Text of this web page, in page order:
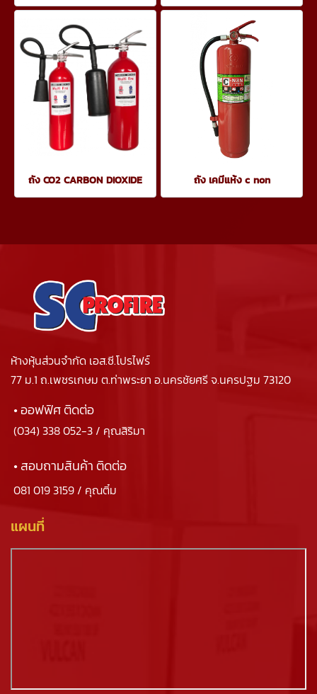
ถัง CO2 CARBON DIOXIDE ถัง เคมีแห้ง c non
ห้างหุ้นส่วนจำกัด เอส.ซี.โปรไฟร์
77 ม.1 ถ.เพชรเกษม ต.ท่าพระยา อ.นครชัยศรี จ.นครปฐม 73120
• ออฟฟิศ ติดต่อ
(034) 338 052-3 / คุณสิริมา
• สอบถามสินค้า ติดต่อ
081 019 3159 / คุณติ๋ม
แผนที่